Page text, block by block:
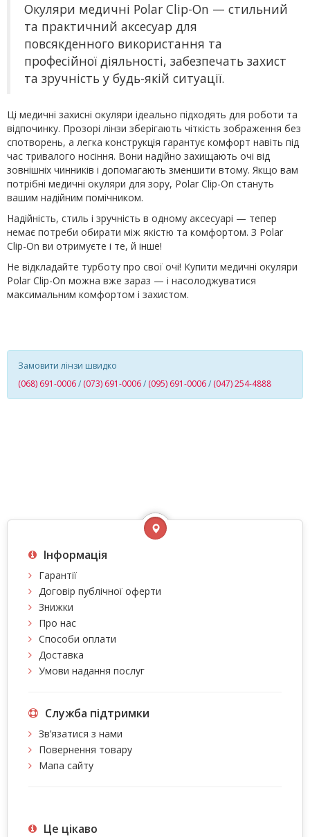
Окуляри медичні Polar Clip-On — стильний
та практичний аксесуар для
повсякденного використання та
професійної діяльності, забезпечать захист
та зручність у будь-якій ситуації.
Ці медичні захисні окуляри ідеально підходять для роботи та
відпочинку. Прозорі лінзи зберігають чіткість зображення без
спотворень, а легка конструкція гарантує комфорт навіть під
час тривалого носіння. Вони надійно захищають очі від
зовнішніх чинників і допомагають зменшити втому. Якщо вам
потрібні медичні окуляри для зору, Polar Clip-On стануть
вашим надійним помічником.
Надійність, стиль і зручність в одному аксесуарі — тепер
немає потреби обирати між якістю та комфортом. З Polar
Clip-On ви отримуєте і те, й інше!
Не відкладайте турботу про свої очі! Купити медичні окуляри
Polar Clip-On можна вже зараз — і насолоджуватися
максимальним комфортом і захистом.
Замовити лінзи швидко
(068) 691-0006/ (073) 691-0006/ (095) 691-0006/ (047) 254-4888
Інформація
Гарантії
Договір публічної оферти
Знижки
Про нас
Способи оплати
Доставка
Умови надання послуг
Служба підтримки
Зв’язатися з нами
Повернення товару
Мапа сайту
Це цiкаво